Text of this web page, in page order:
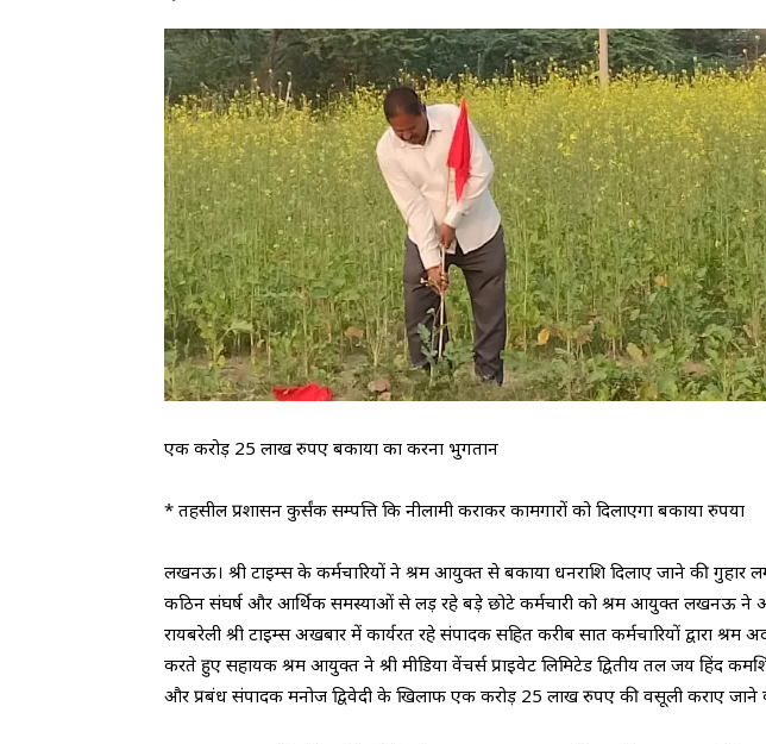
एक करोड़ 25 लाख रुपए बकाया का करना भुगतान
* तहसील प्रशासन कुर्संक सम्पत्ति कि नीलामी कराकर कामगारों को दिलाएगा बकाया रुपया
लखनऊ। श्री टाइम्स के कर्मचारियों ने श्रम आयुक्त से बकाया धनराशि दिलाए जाने की गुहार
कठिन संघर्ष और आर्थिक समस्याओं से लड़ रहे बड़े छोटे कर्मचारी को श्रम आयुक्त लखनऊ ने
रायबरेली श्री टाइम्स अखबार में कार्यरत रहे संपादक सहित करीब सात कर्मचारियों द्वारा
करते हुए सहायक श्रम आयुक्त ने श्री मीडिया वेंचर्स प्राइवेट लिमिटेड द्वितीय तल जय हिंद
और प्रबंध संपादक मनोज द्विवेदी के खिलाफ एक करोड़ 25 लाख रुपए की वसूली कराए जाने